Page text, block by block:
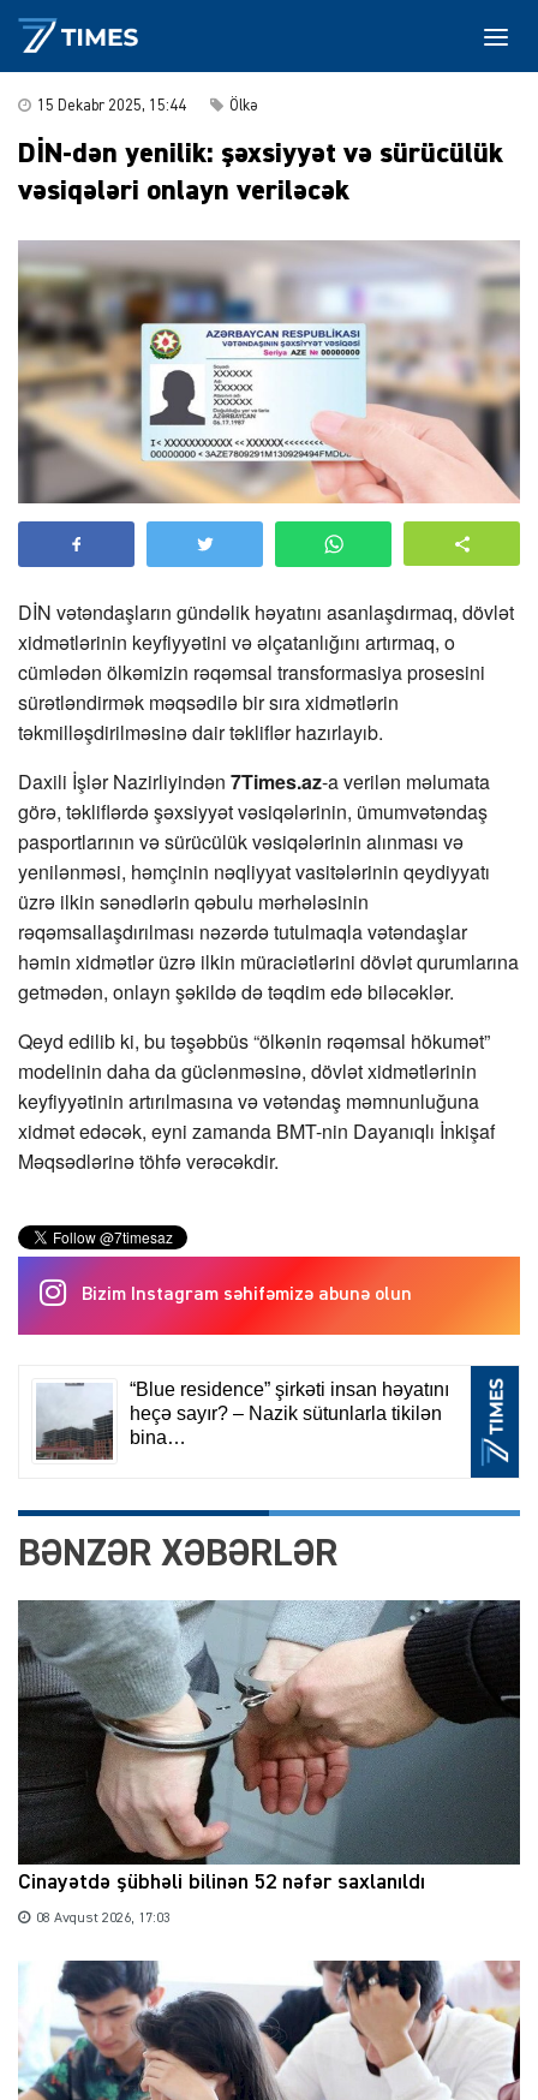
15 Dekabr 2025, 15:44 Ölkə
DİN-dən yenilik: şəxsiyyət və sürücülük
vəsiqələri onlayn veriləcək
DİN vətəndaşların gündəlik həyatını asanlaşdırmaq, dövlət
xidmətlərinin keyfiyyətini və əlçatanlığını artırmaq, o
cümlədən ölkəmizin rəqəmsal transformasiya prosesini
sürətləndirmək məqsədilə bir sıra xidmətlərin
təkmilləşdirilməsinə dair təkliflər hazırlayıb.
Daxili İşlər Nazirliyindən 7Times.az-a verilən məlumata
görə, təkliflərdə şəxsiyyət vəsiqələrinin, ümumvətəndaş
pasportlarının və sürücülük vəsiqələrinin alınması və
yenilənməsi, həmçinin nəqliyyat vasitələrinin qeydiyyatı
üzrə ilkin sənədlərin qəbulu mərhələsinin
rəqəmsallaşdırılması nəzərdə tutulmaqla vətəndaşlar
həmin xidmətlər üzrə ilkin müraciətlərini dövlət qurumlarına
getmədən, onlayn şəkildə də təqdim edə biləcəklər.
Qeyd edilib ki, bu təşəbbüs “ölkənin rəqəmsal hökumət”
modelinin daha da güclənməsinə, dövlət xidmətlərinin
keyfiyyətinin artırılmasına və vətəndaş məmnunluğuna
xidmət edəcək, eyni zamanda BMT-nin Dayanıqlı İnkişaf
Məqsədlərinə töhfə verəcəkdir.
Bizim Instagram səhifəmizə abunə olun
BƏNZƏR XƏBƏRLƏR
Cinayətdə şübhəli bilinən 52 nəfər saxlanıldı
08 Avqust 2026, 17:03